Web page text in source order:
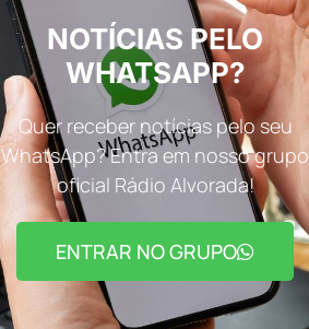
NOTÍCIAS PELO
WHATSAPP?
Quer receber notícias pelo seu
WhatsApp? Entra em nosso grupo
oficial Rádio Alvorada!
ENTRAR NO GRUPO